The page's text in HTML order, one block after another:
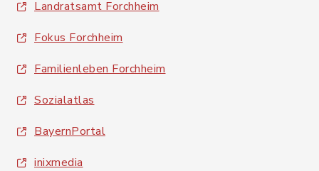
Landratsamt Forchheim
Fokus Forchheim
Familienleben Forchheim
Sozialatlas
BayernPortal
inixmedia